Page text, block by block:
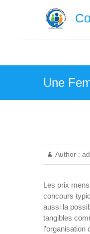
Une
Author :
Les prix
concours
aussi la
tangibles